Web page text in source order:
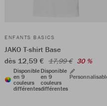
ENFANTS BASICS
JAKO T-shirt Base
dès 12,59 € 17,99 € 30 %
Disponible
en 9
couleurs
différentes
Disponible
en 9
couleurs
différentes